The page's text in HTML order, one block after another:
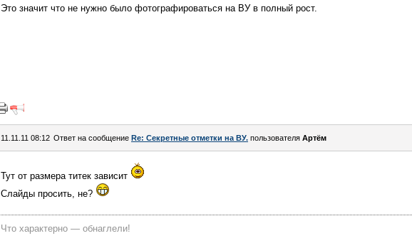
Это значит что не нужно было фотографироваться на ВУ в полный рост.
11.11.11 08:12 Ответ на сообщение Re: Секретные отметки на ВУ. пользователя Артём
Тут от размера титек зависит
Слайды просить, не?
Что характерно — обнаглели!